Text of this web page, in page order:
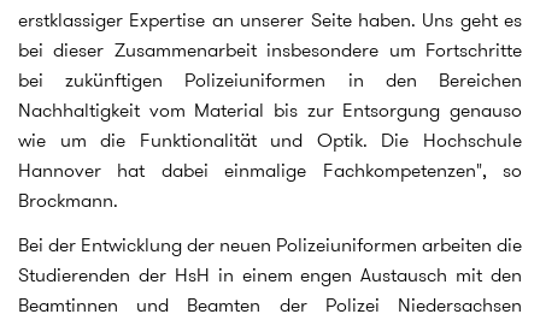
erstklassiger Expertise an unserer Seite haben. Uns geht es
bei dieser Zusammenarbeit insbesondere um Fortschritte
bei zukünftigen Polizeiuniformen in den Bereichen
Nachhaltigkeit vom Material bis zur Entsorgung genauso
wie um die Funktionalität und Optik. Die Hochschule
Hannover hat dabei einmalige Fachkompetenzen", so
Brockmann.
Bei der Entwicklung der neuen Polizeiuniformen arbeiten die
Studierenden der HsH in einem engen Austausch mit den
Beamtinnen und Beamten der Polizei Niedersachsen